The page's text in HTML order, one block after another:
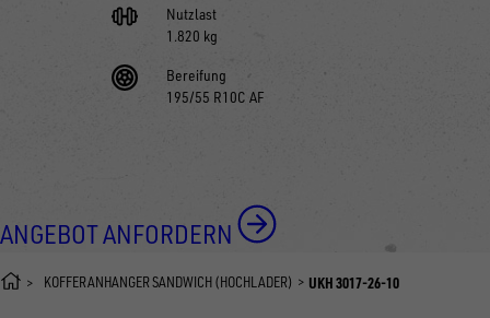
Nutzlast
1.820 kg
Bereifung
195/55 R10C AF
ANGEBOT ANFORDERN
KOFFERANHÄNGER SANDWICH (HOCHLADER) UKH 3017-26-10